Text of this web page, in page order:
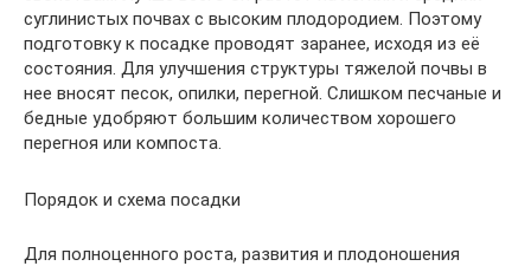
суглинистых почвах с высоким плодородием. Поэтому
подготовку к посадке проводят заранее, исходя из её
состояния. Для улучшения структуры тяжелой почвы в
нее вносят песок, опилки, перегной. Слишком песчаные и
бедные удобряют большим количеством хорошего
перегноя или компоста.
Порядок и схема посадки
Для полноценного роста, развития и плодоношения